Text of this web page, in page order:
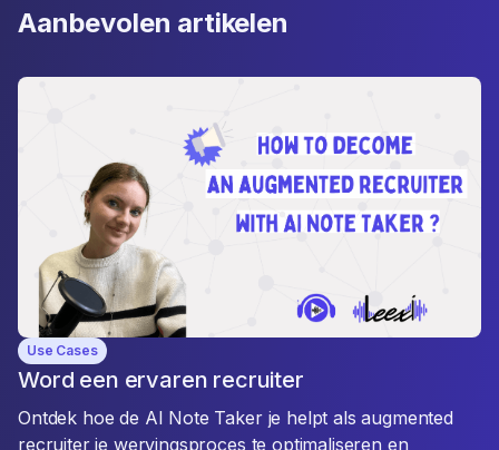
Aanbevolen artikelen
Use Cases
Word een ervaren recruiter
Ontdek hoe de AI Note Taker je helpt als augmented
recruiter je wervingsproces te optimaliseren en